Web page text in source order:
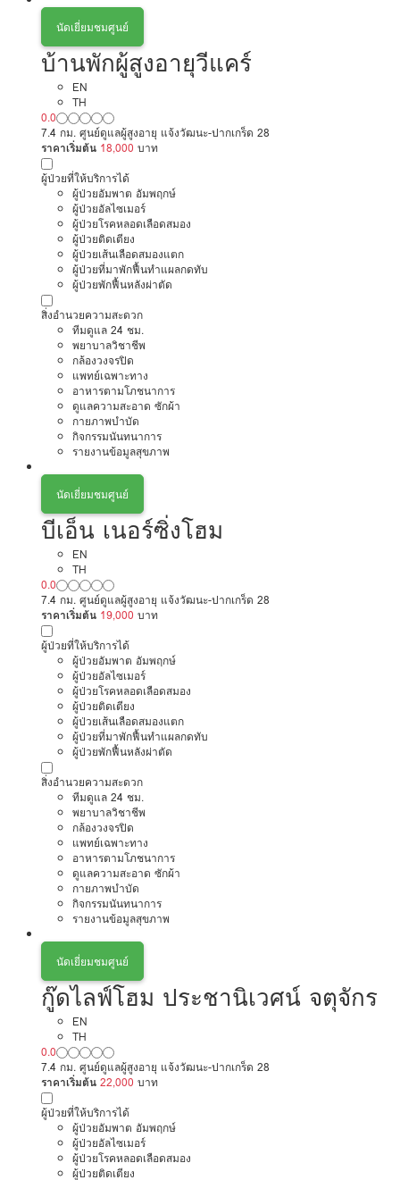
นัดเยี่ยมชมศูนย์
บ้านพักผู้สูงอายุวีแคร์
EN
TH
0.0
7.4 กม. ศูนย์ดูแลผู้สูงอายุ แจ้งวัฒนะ-ปากเกร็ด 28
ราคาเริ่มต้น 18,000 บาท
ผู้ป่วยที่ให้บริการได้
ผู้ป่วยอัมพาต อัมพฤกษ์
ผู้ป่วยอัลไซเมอร์
ผู้ป่วยโรคหลอดเลือดสมอง
ผู้ป่วยติดเตียง
ผู้ป่วยเส้นเลือดสมองแตก
ผู้ป่วยที่มาพักฟื้นทำแผลกดทับ
ผู้ป่วยพักฟื้นหลังผ่าตัด
สิ่งอำนวยความสะดวก
ทีมดูแล 24 ชม.
พยาบาลวิชาชีพ
กล้องวงจรปิด
แพทย์เฉพาะทาง
อาหารตามโภชนาการ
ดูแลความสะอาด ซักผ้า
กายภาพบำบัด
กิจกรรมนันทนาการ
รายงานข้อมูลสุขภาพ
นัดเยี่ยมชมศูนย์
บีเอ็น เนอร์ซิ่งโฮม
EN
TH
0.0
7.4 กม. ศูนย์ดูแลผู้สูงอายุ แจ้งวัฒนะ-ปากเกร็ด 28
ราคาเริ่มต้น 19,000 บาท
ผู้ป่วยที่ให้บริการได้
ผู้ป่วยอัมพาต อัมพฤกษ์
ผู้ป่วยอัลไซเมอร์
ผู้ป่วยโรคหลอดเลือดสมอง
ผู้ป่วยติดเตียง
ผู้ป่วยเส้นเลือดสมองแตก
ผู้ป่วยที่มาพักฟื้นทำแผลกดทับ
ผู้ป่วยพักฟื้นหลังผ่าตัด
สิ่งอำนวยความสะดวก
ทีมดูแล 24 ชม.
พยาบาลวิชาชีพ
กล้องวงจรปิด
แพทย์เฉพาะทาง
อาหารตามโภชนาการ
ดูแลความสะอาด ซักผ้า
กายภาพบำบัด
กิจกรรมนันทนาการ
รายงานข้อมูลสุขภาพ
นัดเยี่ยมชมศูนย์
กู๊ดไลฟ์โฮม ประชานิเวศน์ จตุจักร
EN
TH
0.0
7.4 กม. ศูนย์ดูแลผู้สูงอายุ แจ้งวัฒนะ-ปากเกร็ด 28
ราคาเริ่มต้น 22,000 บาท
ผู้ป่วยที่ให้บริการได้
ผู้ป่วยอัมพาต อัมพฤกษ์
ผู้ป่วยอัลไซเมอร์
ผู้ป่วยโรคหลอดเลือดสมอง
ผู้ป่วยติดเตียง